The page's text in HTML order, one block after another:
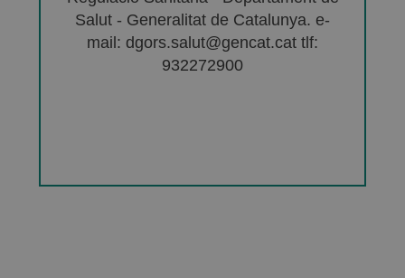
Salut - Generalitat de Catalunya. e-
mail: dgors.salut@gencat.cat tlf:
932272900